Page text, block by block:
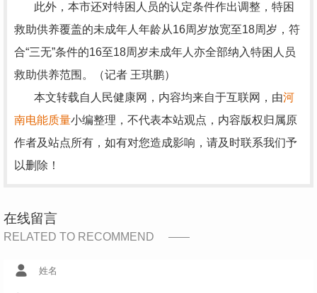
此外，本市还对特困人员的认定条件作出调整，特困
救助供养覆盖的未成年人年龄从16周岁放宽至18周岁，符
合“三无”条件的16至18周岁未成年人亦全部纳入特困人员
救助供养范围。（记者 王琪鹏）
本文转载自人民健康网，内容均来自于互联网，由河
南电能质量小编整理，不代表本站观点，内容版权归属原
作者及站点所有，如有对您造成影响，请及时联系我们予
以删除！
在线留言
RELATED TO RECOMMEND